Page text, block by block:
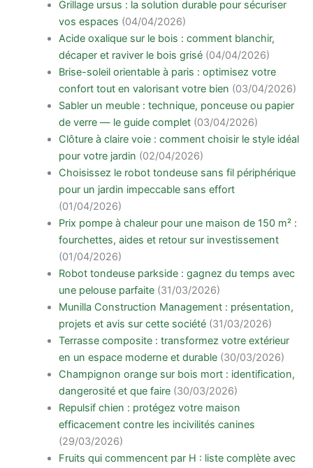
Grillage ursus : la solution durable pour sécuriser
vos espaces (04/04/2026)
Acide oxalique sur le bois : comment blanchir,
décaper et raviver le bois grisé (04/04/2026)
Brise-soleil orientable à paris : optimisez votre
confort tout en valorisant votre bien (03/04/2026)
Sabler un meuble : technique, ponceuse ou papier
de verre — le guide complet (03/04/2026)
Clôture à claire voie : comment choisir le style idéal
pour votre jardin (02/04/2026)
Choisissez le robot tondeuse sans fil périphérique
pour un jardin impeccable sans effort
(01/04/2026)
Prix pompe à chaleur pour une maison de 150 m² :
fourchettes, aides et retour sur investissement
(01/04/2026)
Robot tondeuse parkside : gagnez du temps avec
une pelouse parfaite (31/03/2026)
Munilla Construction Management : présentation,
projets et avis sur cette société (31/03/2026)
Terrasse composite : transformez votre extérieur
en un espace moderne et durable (30/03/2026)
Champignon orange sur bois mort : identification,
dangerosité et que faire (30/03/2026)
Repulsif chien : protégez votre maison
efficacement contre les incivilités canines
(29/03/2026)
Fruits qui commencent par H : liste complète avec